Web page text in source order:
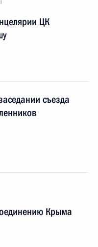
ЦК
съезда
Крыма